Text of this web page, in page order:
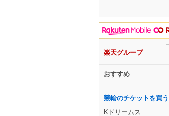
楽天グループ
おすすめ
競輪のチケットを買う
Kドリームス